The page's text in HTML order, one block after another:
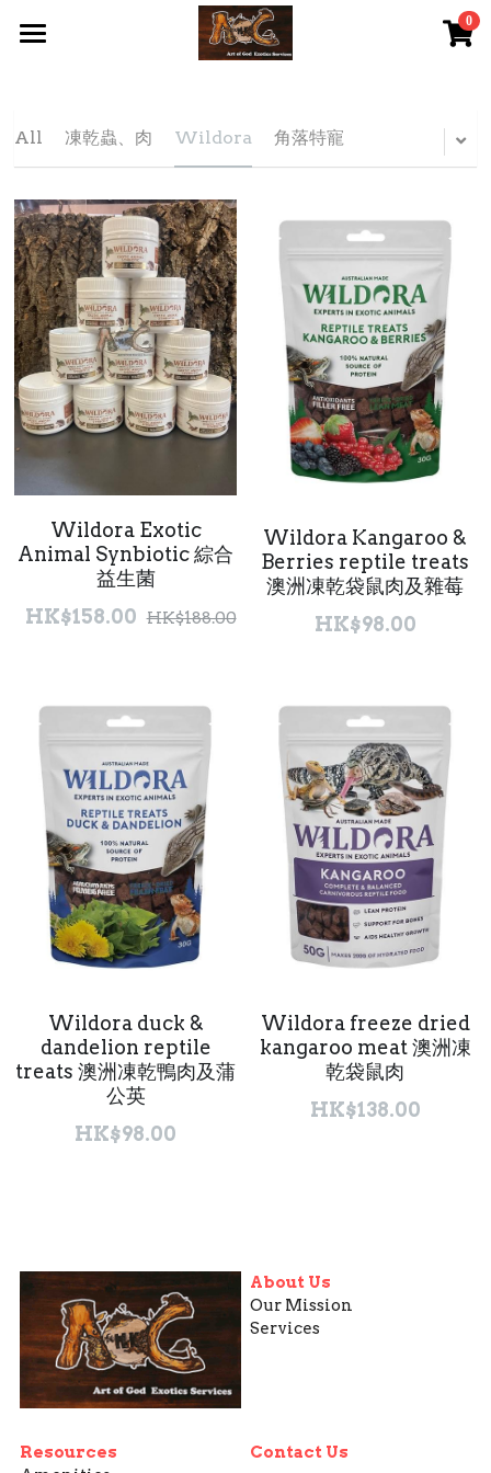
0
關於我們 About Us
最新資訊 Latest News
AOG Channel
網上商店 Shop Now
飼養陸龜小貼士 Tips
Facebook 專頁Facebook Page
Tough Cubic 爬蟲箱預訂
聯絡我們 Contact Us
Search
English
All 凍乾蟲、肉 Wildora 角落特寵
Wildora Exotic
Animal Synbiotic 綜合
益生菌
HK$158.00 HK$188.00
Wildora Kangaroo &
Berries reptile treats
澳洲凍乾袋鼠肉及雜莓
HK$98.00
Wildora duck &
dandelion reptile
treats 澳洲凍乾鴨肉及蒲
公英
HK$98.00
Wildora freeze dried
kangaroo meat 澳洲凍
乾袋鼠肉
HK$138.00
About Us
Our Mission
Services
Resources
Contact Us
×
STORE CATEGORIES